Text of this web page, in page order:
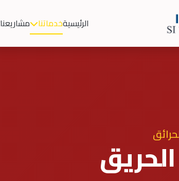
الرئيسيةخدماتنا مشاريعنا